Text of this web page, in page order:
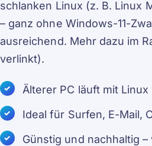
schlanken Linux (z. B. Linux
– ganz ohne Windows-11-
ausreichend. Mehr dazu im
verlinkt).
Älterer PC läuft mit
Ideal für Surfen, E-Mail,
Günstig und nachhaltig